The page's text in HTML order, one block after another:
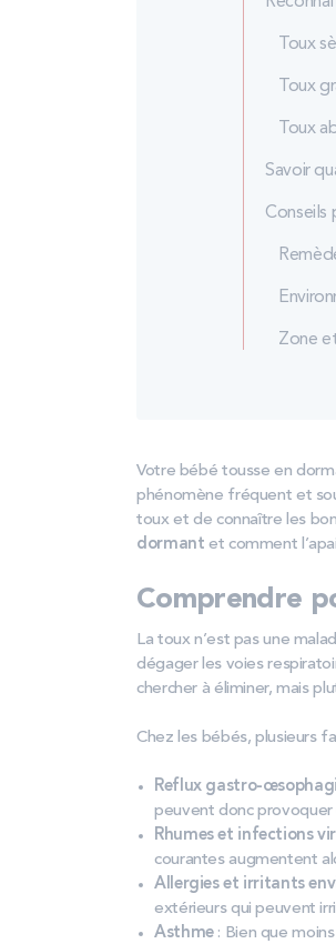
Toux
Toux
Toux
Savoir
Conseils
Zone
Votre bébé tousse en
phénomène fréquent et
toux et de connaître les
dormant et comment
Comprendre
La toux n’est pas une
dégager les voies
chercher à éliminer, mais
Chez les bébés, plusieurs
Reflux gastro-
peuvent donc provoquer
Rhumes et infections
courantes augmentent
Allergies et irritants
extérieurs qui peuvent
Asthme : Bien que